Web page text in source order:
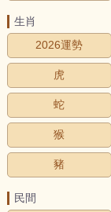
生肖
2026運勢
虎
蛇
猴
豬
民間